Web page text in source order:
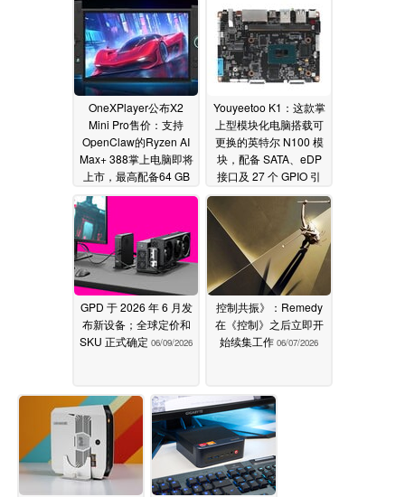
OneXPlayer公布X2
Mini Pro售价：支持
OpenClaw的Ryzen AI
Max+ 388掌上电脑即将
上市，最高配备64 GB
内存，可选液冷散热，
AI性能达118 TOPS
Youyeetoo K1：这款掌
上型模块化电脑搭载可
更换的英特尔 N100 模
块，配备 SATA、eDP
接口及 27 个 GPIO 引
脚，售价 210 美元起
GPD 于 2026 年 6 月发
布新设备；全球定价和
SKU 正式确定 06/09/2026
控制共振》：Remedy
在《控制》之后立即开
始续集工作 06/07/2026